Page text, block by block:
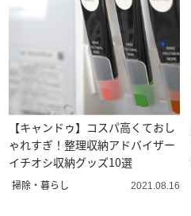
【キャンドゥ】コスパ高くておし
ゃれすぎ！整理収納アドバイザー
イチオシ収納グッズ10選
掃除・暮らし 2021.08.16